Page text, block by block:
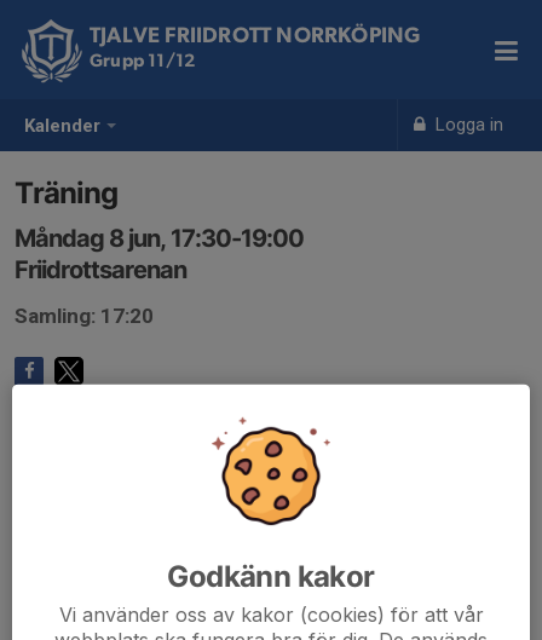
Kalender Logga in
TJALVE FRIIDROTT NORRKÖPING
Grupp 11/12
Träning
Måndag 8 jun, 17:30-19:00
Friidrottsarenan
Samling: 17:20
Godkänn kakor
Vi använder oss av kakor (cookies) för att vår